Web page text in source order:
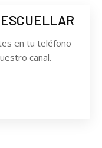
en tu teléfono
canal.